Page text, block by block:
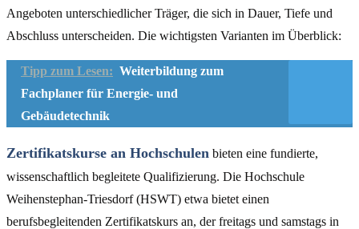
Angeboten unterschiedlicher Träger, die sich in Dauer, Tiefe und
Abschluss unterscheiden. Die wichtigsten Varianten im Überblick:
Tipp zum Lesen: Weiterbildung zum
Fachplaner für Energie- und
Gebäudetechnik
Zertifikatskurse an Hochschulen bieten eine fundierte,
wissenschaftlich begleitete Qualifizierung. Die Hochschule
Weihenstephan-Triesdorf (HSWT) etwa bietet einen
berufsbegleitenden Zertifikatskurs an, der freitags und samstags in